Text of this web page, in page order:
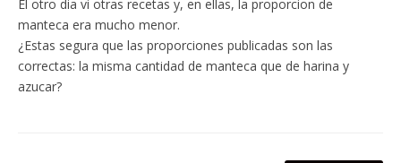
El otro dia vi otras recetas y, en ellas, la proporcion de
manteca era mucho menor.
¿Estas segura que las proporciones publicadas son las
correctas: la misma cantidad de manteca que de harina y
azucar?